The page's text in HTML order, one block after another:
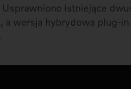
istniejące
wersja hybrydowa plug-